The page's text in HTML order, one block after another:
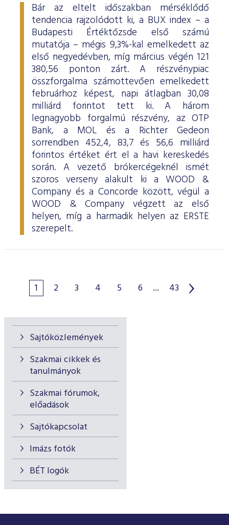
Sajtóközlemények
Szakmai cikkek és
tanulmányok
Szakmai fórumok,
előadások
Sajtókapcsolat
Imázs fotók
BÉT logók
Bár az eltelt időszakban mérséklődő
tendencia rajzolódott ki, a BUX index – a
Budapesti Értéktőzsde első számú
mutatója – mégis 9,3%-kal emelkedett az
első negyedévben, míg március végén 121
380,56 ponton zárt. A részvénypiac
összforgalma számottevően emelkedett
februárhoz képest, napi átlagban 30,08
milliárd forintot tett ki. A három
legnagyobb forgalmú részvény, az OTP
Bank, a MOL és a Richter Gedeon
sorrendben 452,4, 83,7 és 56,6 milliárd
forintos értéket ért el a havi kereskedés
során. A vezető brókercégeknél ismét
szoros verseny alakult ki a WOOD &
Company és a Concorde között, végül a
WOOD & Company végzett az első
helyen, míg a harmadik helyen az ERSTE
szerepelt.
1 2 3 4 5 6 ... 43